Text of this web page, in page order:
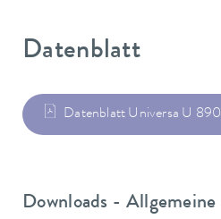
Datenblatt
Datenblatt Universa U
Downloads -